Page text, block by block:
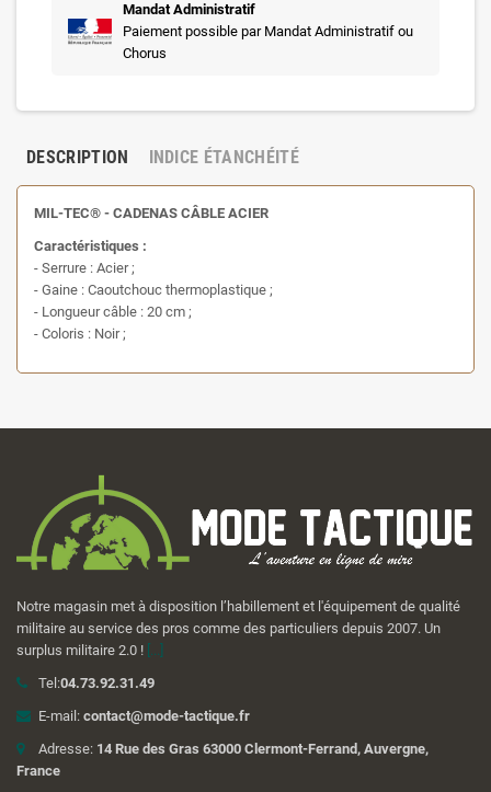
Mandat Administratif
Paiement possible par Mandat Administratif ou
Chorus
DESCRIPTION INDICE ÉTANCHÉITÉ
MIL-TEC® - CADENAS CÂBLE ACIER
Caractéristiques :
- Serrure : Acier ;
- Gaine : Caoutchouc thermoplastique ;
- Longueur câble : 20 cm ;
- Coloris : Noir ;
Notre magasin met à disposition l’habillement et l'équipement de qualité
militaire au service des pros comme des particuliers depuis 2007. Un
surplus militaire 2.0 ! [...]
Tel:04.73.92.31.49
E-mail: contact@mode-tactique.fr
Adresse: 14 Rue des Gras 63000 Clermont-Ferrand, Auvergne,
France